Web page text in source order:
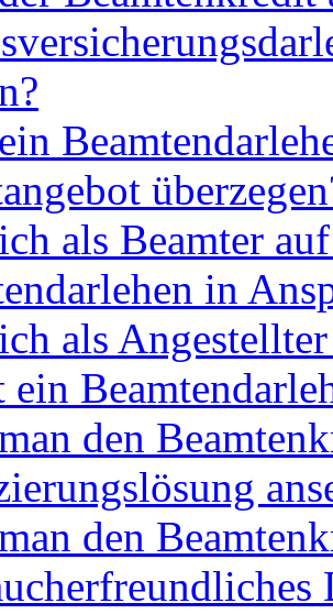
als Beamter
in
als
ein
den
den